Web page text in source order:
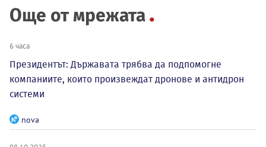
Още от мрежата
6 часа
Президентът: Държавата трябва да подпомогне
компаниите, които произвеждат дронове и антидрон
системи
nova